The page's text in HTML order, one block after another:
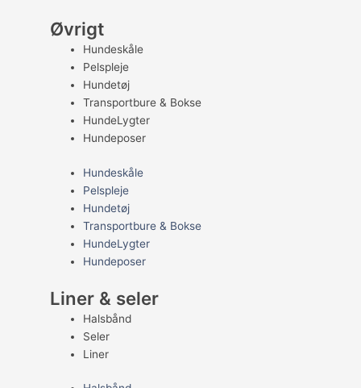
Øvrigt
Hundeskåle
Pelspleje
Hundetøj
Transportbure & Bokse
HundeLygter
Hundeposer
Hundeskåle
Pelspleje
Hundetøj
Transportbure & Bokse
HundeLygter
Hundeposer
Liner & seler
Halsbånd
Seler
Liner